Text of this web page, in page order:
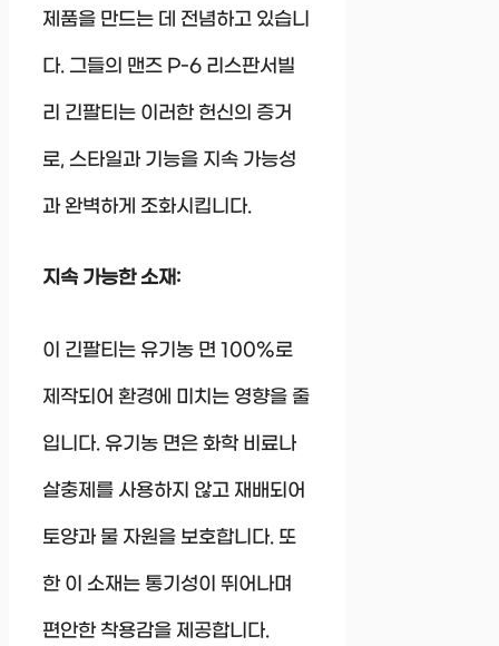
제품을 만드는 데 전념하고 있습니
다. 그들의 맨즈 P-6 리스판서빌
리 긴팔티는 이러한 헌신의 증거
로, 스타일과 기능을 지속 가능성
과 완벽하게 조화시킵니다.
지속 가능한 소재:
이 긴팔티는 유기농 면 100%로
제작되어 환경에 미치는 영향을 줄
입니다. 유기농 면은 화학 비료나
살충제를 사용하지 않고 재배되어
토양과 물 자원을 보호합니다. 또
한 이 소재는 통기성이 뛰어나며
편안한 착용감을 제공합니다.